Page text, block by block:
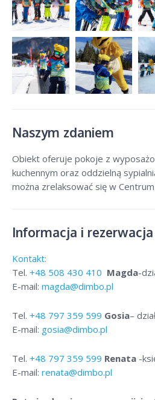
Naszym zdaniem
Obiekt oferuje pokoje z
kuchennym oraz oddzielną
można zrelaksować się w Centrum
Informacja i rezerwacja
Kontakt:
Tel. +48 508 430 410 Magda-
E-mail: magda@dimbo.pl
Tel. +48 797 359 599 Gosia–
E-mail: gosia@dimbo.pl
Tel. +48 797 359 599 Renata -
E-mail: renata@dimbo.pl